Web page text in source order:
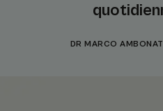
DR MARCO